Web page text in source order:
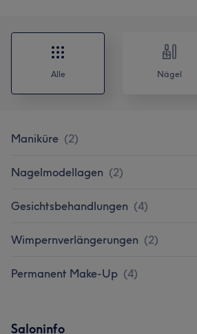
Alle Nägel
Maniküre (2)
Nagelmodellagen (2)
Gesichtsbehandlungen (4)
Wimpernverlängerungen (2)
Permanent Make-Up (4)
Saloninfo